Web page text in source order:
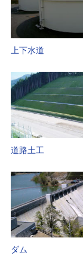
上下水道
道路土工
ダム